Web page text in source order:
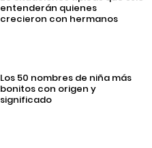
entenderán quienes
crecieron con hermanos
Los 50 nombres de niña más
bonitos con origen y
significado